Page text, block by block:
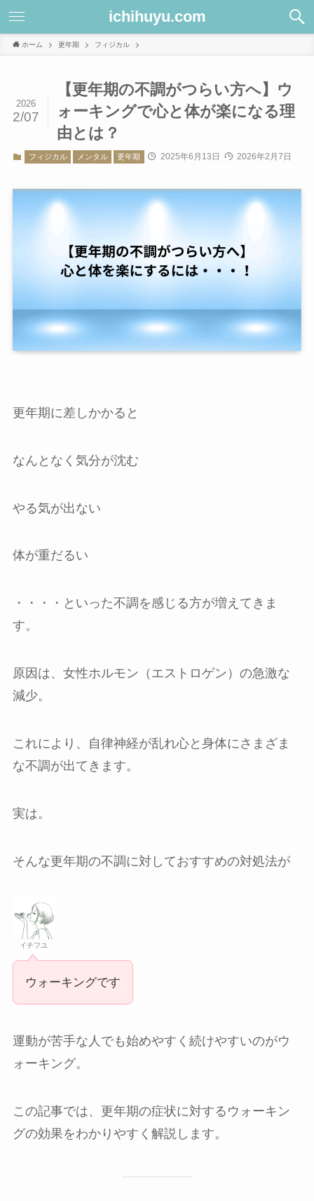
ichihuyu.com
ホーム 更年期 フィジカル
【更年期の不調がつらい方へ】ウ
ォーキングで心と体が楽になる理
由とは？
2026
2/07
フィジカル メンタル 更年期 2025年6月13日 2026年2月7日
更年期に差しかかると
なんとなく気分が沈む
やる気が出ない
体が重だるい
・・・・といった不調を感じる方が増えてきま
す。
原因は、女性ホルモン（エストロゲン）の急激な
減少。
これにより、自律神経が乱れ心と身体にさまざま
な不調が出てきます。
実は。
そんな更年期の不調に対しておすすめの対処法が
イチフユ
ウォーキングです
運動が苦手な人でも始めやすく続けやすいのがウ
ォーキング。
この記事では、更年期の症状に対するウォーキン
グの効果をわかりやすく解説します。